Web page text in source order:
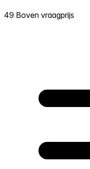
49 Boven vraagprijs